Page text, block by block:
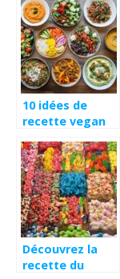
culinaires
bretonnes
10 idées de
recette vegan
délicieuse à
essayer chez
vous
Découvrez la
recette du